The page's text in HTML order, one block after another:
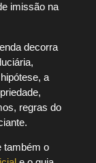
imissão na
decorra
a
regras do
também o